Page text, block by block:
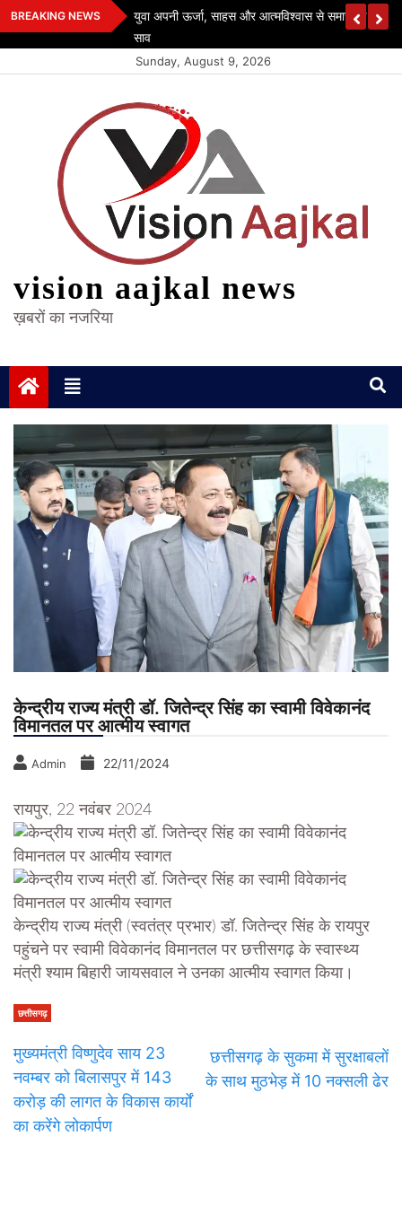
Skip
to
BREAKING NEWS
संग हुए सम्मिलित
युवा अपनी ऊर्जा, साहस और आत्मविश्वास से समाज के
साव
Sunday, August 9, 2026
vision aajkal news
ख़बरों का नजरिया
केन्द्रीय राज्य मंत्री डॉ. जितेन्द्र सिंह का स्वामी विवेकानंद
विमानतल पर आत्मीय स्वागत
Admin 22/11/2024
रायपुर, 22 नवंबर 2024
केन्द्रीय राज्य मंत्री (स्वतंत्र प्रभार) डॉ. जितेन्द्र सिंह के रायपुर
पहुंचने पर स्वामी विवेकानंद विमानतल पर छत्तीसगढ़ के स्वास्थ्य
मंत्री श्याम बिहारी जायसवाल ने उनका आत्मीय स्वागत किया।
छत्तीसगढ़
मुख्यमंत्री विष्णुदेव साय 23
नवम्बर को बिलासपुर में 143
करोड़ की लागत के विकास कार्यों
का करेंगे लोकार्पण
छत्तीसगढ़ के सुकमा में सुरक्षाबलों
के साथ मुठभेड़ में 10 नक्सली ढेर